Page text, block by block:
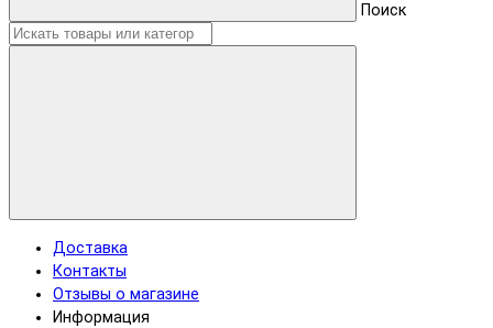
Поиск
Доставка
Контакты
Отзывы о магазине
Информация